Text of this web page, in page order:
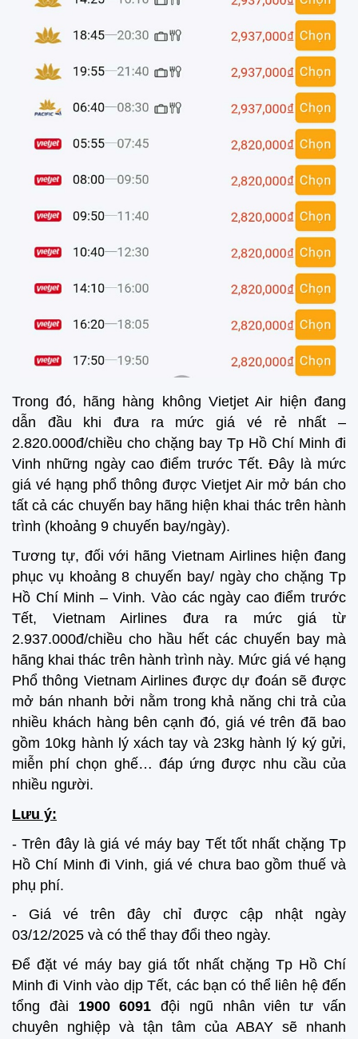
Trong đó, hãng hàng không Vietjet Air hiện đang
dẫn đầu khi đưa ra mức giá vé rẻ nhất –
2.820.000đ/chiều cho chặng bay Tp Hồ Chí Minh đi
Vinh những ngày cao điểm trước Tết. Đây là mức
giá vé hạng phổ thông được Vietjet Air mở bán cho
tất cả các chuyến bay hãng hiện khai thác trên hành
trình (khoảng 9 chuyến bay/ngày).
Tương tự, đối với hãng Vietnam Airlines hiện đang
phục vụ khoảng 8 chuyến bay/ ngày cho chặng Tp
Hồ Chí Minh – Vinh. Vào các ngày cao điểm trước
Tết, Vietnam Airlines đưa ra mức giá từ
2.937.000đ/chiều cho hầu hết các chuyến bay mà
hãng khai thác trên hành trình này. Mức giá vé hạng
Phổ thông Vietnam Airlines được dự đoán sẽ được
mở bán nhanh bởi nằm trong khả năng chi trả của
nhiều khách hàng bên cạnh đó, giá vé trên đã bao
gồm 10kg hành lý xách tay và 23kg hành lý ký gửi,
miễn phí chọn ghế… đáp ứng được nhu cầu của
nhiều người.
Lưu ý:
- Trên đây là giá vé máy bay Tết tốt nhất chặng Tp
Hồ Chí Minh đi Vinh, giá vé chưa bao gồm thuế và
phụ phí.
- Giá vé trên đây chỉ được cập nhật ngày
03/12/2025 và có thể thay đổi theo ngày.
Để đặt vé máy bay giá tốt nhất chặng Tp Hồ Chí
Minh đi Vinh vào dịp Tết, các bạn có thể liên hệ đến
tổng đài 1900 6091 đội ngũ nhân viên tư vấn
chuyên nghiệp và tận tâm của ABAY sẽ nhanh